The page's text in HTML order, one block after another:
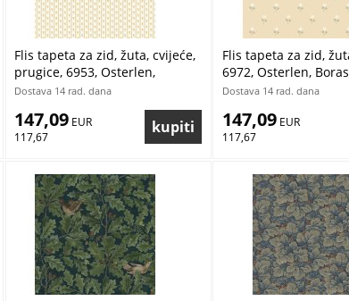
Flis tapeta za zid, žuta, cvijeće,
prugice, 6953, Osterlen,
Borastapeter | Ljepilo Gratis
Dostava 14 rad. dana
147,09 EUR
117,67
Flis tapeta za zid,
6972, Osterlen,
Ljepilo Gratis
Dostava 14 rad. dana
147,09 EUR
117,67